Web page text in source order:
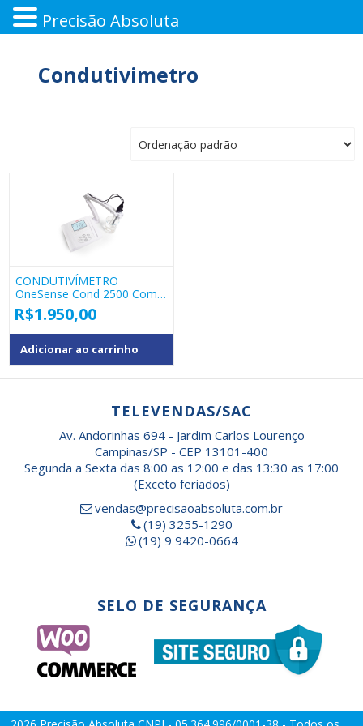
paraCondutivimetro
CONDUTIVÍMETRO
OneSense Cond 2500 Com
Celula K1 Me003
R$1.950,00
Adicionar ao carrinho
TELEVENDAS/SAC
Av. Andorinhas 694 - Jardim Carlos Lourenço
Campinas/SP - CEP 13101-400
Segunda a Sexta das 8:00 as 12:00 e das 13:30 as 17:00
(Exceto feriados)
vendas@precisaoabsoluta.com.br
(19) 3255-1290
(19) 9 9420-0664
SELO DE SEGURANÇA
Precisão Absoluta